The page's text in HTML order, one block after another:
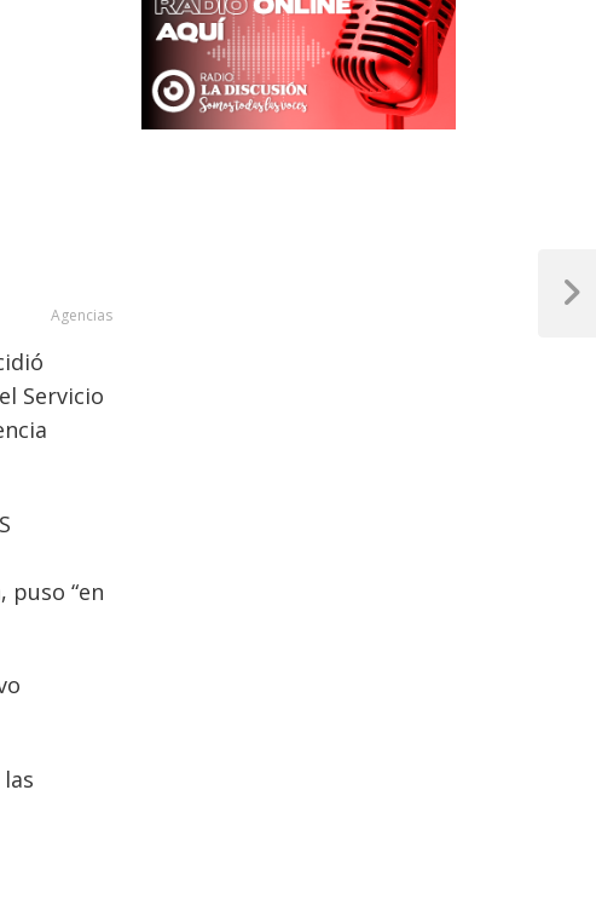
Agencias
Servicio
“en
Next